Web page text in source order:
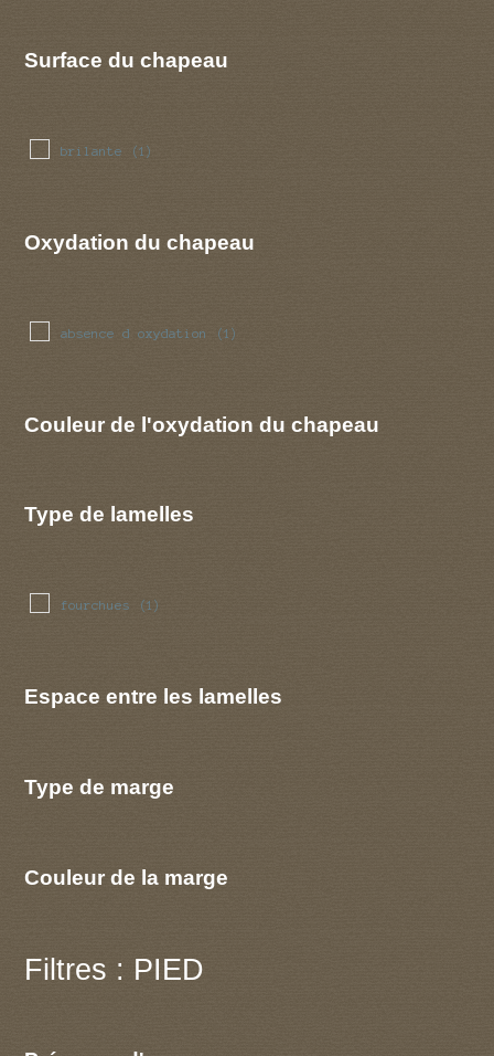
Surface du chapeau
brilante (1)
Oxydation du chapeau
absence d oxydation (1)
Couleur de l'oxydation du chapeau
Type de lamelles
fourchues (1)
Espace entre les lamelles
Type de marge
Couleur de la marge
Filtres : PIED